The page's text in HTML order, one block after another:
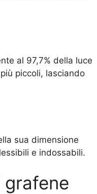
al 97,7% della luce
piccoli, lasciando
sua dimensione
e indossabili.
grafene